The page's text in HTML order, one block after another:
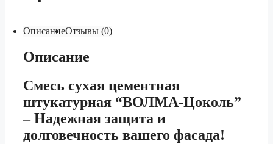
ОписаниеОтзывы (0)
Описание
Смесь сухая цементная
штукатурная “ВОЛМА-Цоколь”
– Надежная защита и
долговечность вашего фасада!